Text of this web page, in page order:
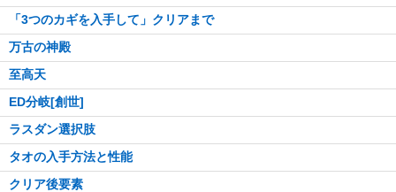
「3つのカギを入手して」クリアまで
万古の神殿
至高天
ED分岐[創世]
ラスダン選択肢
タオの入手方法と性能
クリア後要素